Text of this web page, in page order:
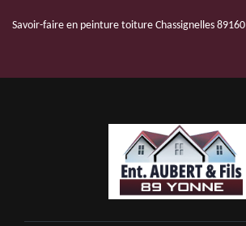
Savoir-faire en peinture toiture Chassignelles 89160